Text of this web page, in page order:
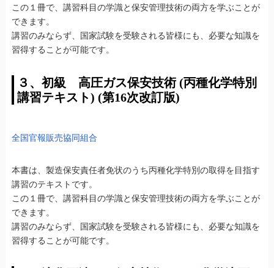
この１冊で、講習科目の学識と保安管理技術の両方を学ぶことが
できます。
講習のみならず、国家試験を受験される皆様にも、必要な知識を
習得することが可能です。
３、初級 高圧ガス保安技術 (丙種化学特別
講習テキスト) (第16次改訂版)
全国官報販売協同組合
本書は、製造保安責任者免状のうち丙種化学特別の取得を目指す
講習のテキストです。
この１冊で、講習科目の学識と保安管理技術の両方を学ぶことが
できます。
講習のみならず、国家試験を受験される皆様にも、必要な知識を
習得することが可能です。